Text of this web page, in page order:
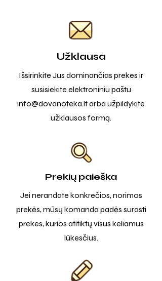
Užklausa
Išsirinkite Jus dominančias prekes ir
susisiekite elektroniniu paštu
info@dovanoteka.ltarba užpildykite
užklausos formą.
Prekių paieška
Jei nerandate konkrečios, norimos
prekės, mūsų komanda padės surasti
prekes, kurios atitiktų visus keliamus
lūkesčius.